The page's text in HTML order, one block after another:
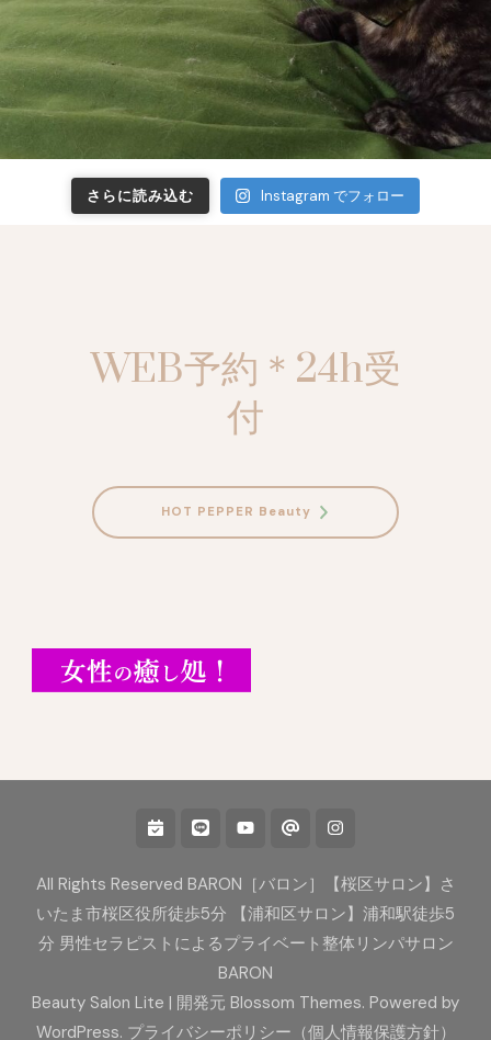
さらに読み込む Instagram でフォロー
WEB予約＊24h受
付
HOT PEPPER Beauty
All Rights Reserved BARON［バロン］【桜区サロン】さ
いたま市桜区役所徒歩5分 【浦和区サロン】浦和駅徒歩5
分 男性セラピストによるプライベート整体リンパサロン
BARON
Beauty Salon Lite | 開発元 Blossom Themes. Powered by
WordPress. プライバシーポリシー（個人情報保護方針）